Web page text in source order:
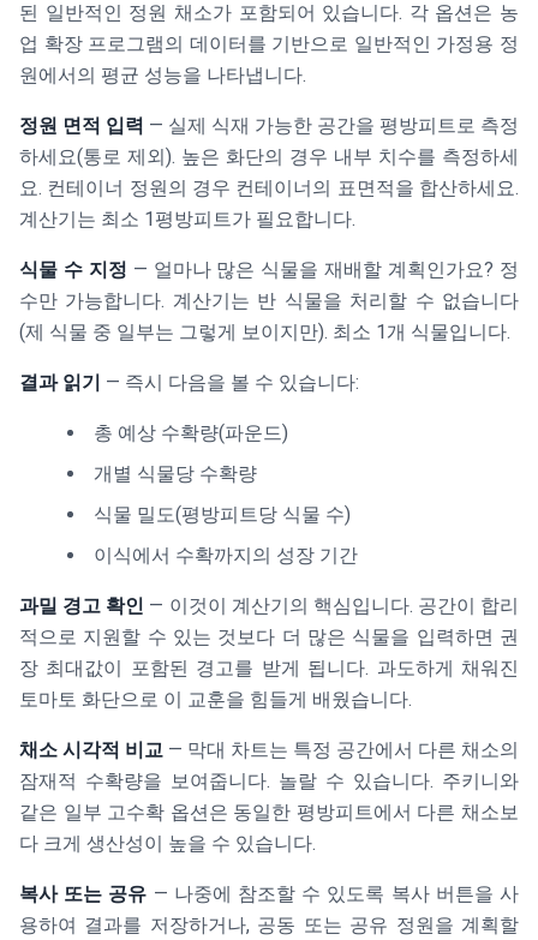
된 일반적인 정원 채소가 포함되어 있습니다. 각 옵션은 농
업 확장 프로그램의 데이터를 기반으로 일반적인 가정용 정
원에서의 평균 성능을 나타냅니다.
정원 면적 입력 — 실제 식재 가능한 공간을 평방피트로 측정
하세요(통로 제외). 높은 화단의 경우 내부 치수를 측정하세
요. 컨테이너 정원의 경우 컨테이너의 표면적을 합산하세요.
계산기는 최소 1평방피트가 필요합니다.
식물 수 지정 — 얼마나 많은 식물을 재배할 계획인가요? 정
수만 가능합니다. 계산기는 반 식물을 처리할 수 없습니다
(제 식물 중 일부는 그렇게 보이지만). 최소 1개 식물입니다.
결과 읽기 — 즉시 다음을 볼 수 있습니다:
총 예상 수확량(파운드)
개별 식물당 수확량
식물 밀도(평방피트당 식물 수)
이식에서 수확까지의 성장 기간
과밀 경고 확인 — 이것이 계산기의 핵심입니다. 공간이 합리
적으로 지원할 수 있는 것보다 더 많은 식물을 입력하면 권
장 최대값이 포함된 경고를 받게 됩니다. 과도하게 채워진
토마토 화단으로 이 교훈을 힘들게 배웠습니다.
채소 시각적 비교 — 막대 차트는 특정 공간에서 다른 채소의
잠재적 수확량을 보여줍니다. 놀랄 수 있습니다. 주키니와
같은 일부 고수확 옵션은 동일한 평방피트에서 다른 채소보
다 크게 생산성이 높을 수 있습니다.
복사 또는 공유 — 나중에 참조할 수 있도록 복사 버튼을 사
용하여 결과를 저장하거나, 공동 또는 공유 정원을 계획할